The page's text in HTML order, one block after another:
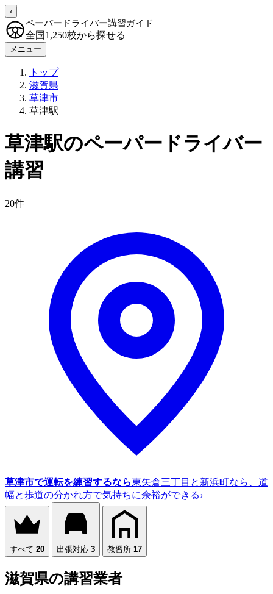
‹
ペーパードライバー講習ガイド
全国1,250校から探せる
メニュー
トップ
滋賀県
草津市
草津駅
草津駅のペーパードライバー
講習
20件
草津市で運転を練習するなら東矢倉三丁目と新浜町なら、道
幅と歩道の分かれ方で気持ちに余裕ができる›
すべて 20 出張対応 3 教習所 17
滋賀県の講習業者